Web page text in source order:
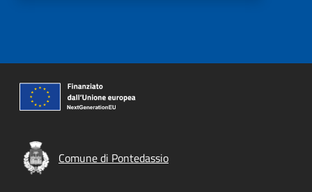
Comune di Pontedassio